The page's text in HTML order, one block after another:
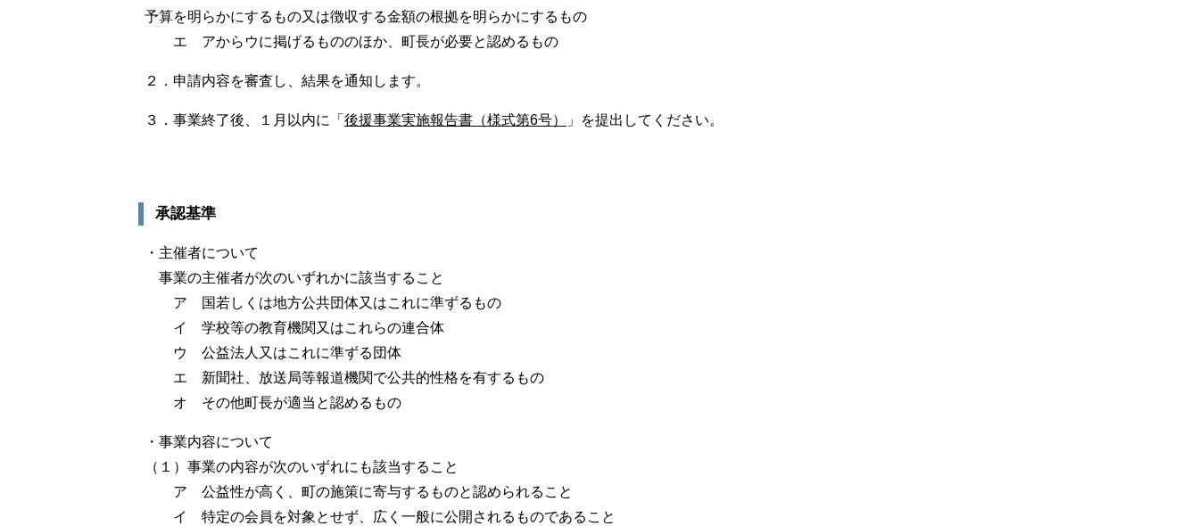
予算を明らかにするもの又は徴収する金額の根拠を明らかにするもの
エ アからウに掲げるもののほか、町長が必要と認めるもの
２．申請内容を審査し、結果を通知します。
３．事業終了後、１月以内に「 後援事業実施報告書（様式第6号） 」を提出してください。
承認基準
・主催者について
事業の主催者が次のいずれかに該当すること
ア 国若しくは地方公共団体又はこれに準ずるもの
イ 学校等の教育機関又はこれらの連合体
ウ 公益法人又はこれに準ずる団体
エ 新聞社、放送局等報道機関で公共的性格を有するもの
オ その他町長が適当と認めるもの
・事業内容について
（１）事業の内容が次のいずれにも該当すること
ア 公益性が高く、町の施策に寄与するものと認められること
イ 特定の会員を対象とせず、広く一般に公開されるものであること